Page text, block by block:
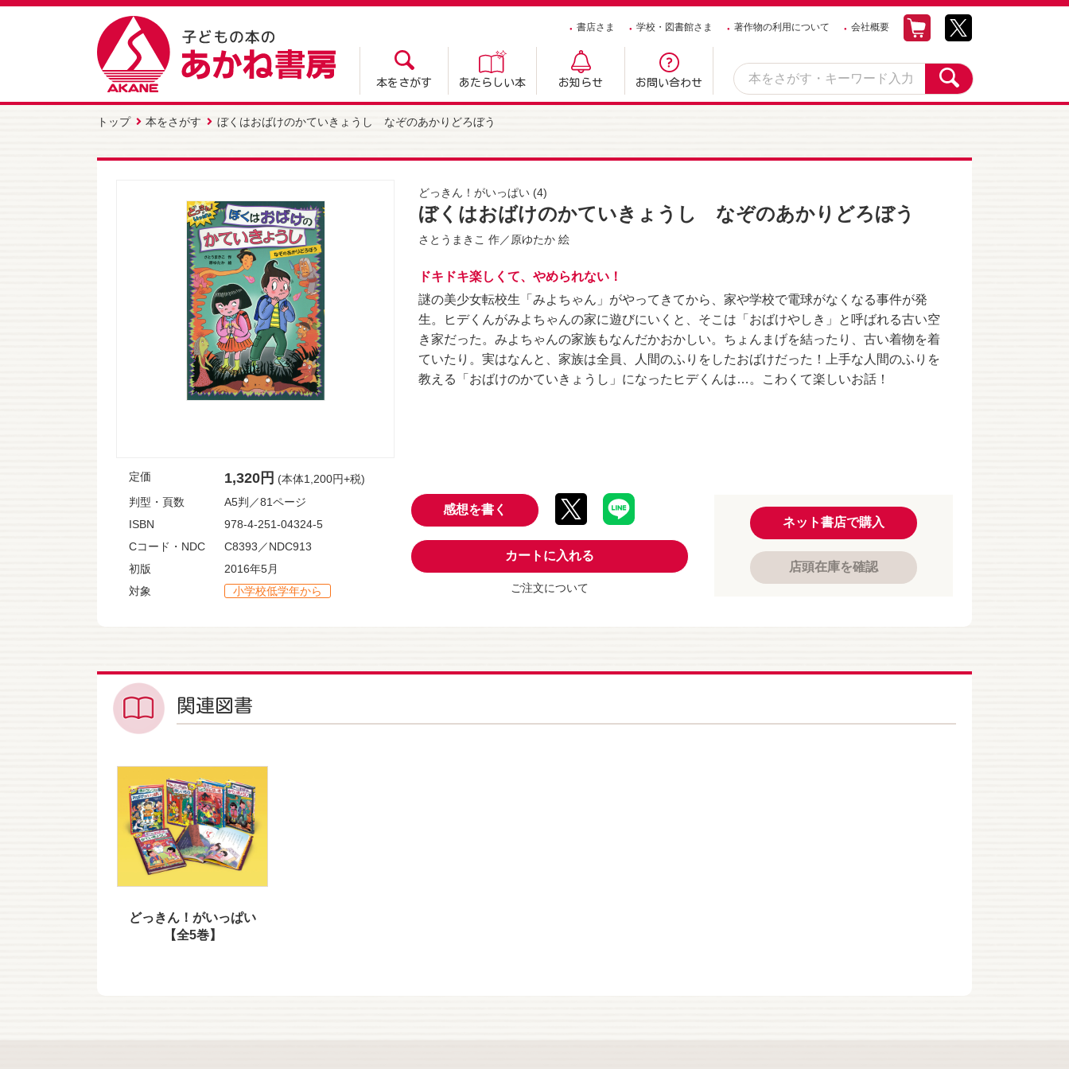
書店さま 学校・図書館さま 著作物の利用について 会社概要
本をさがす あたらしい本 お知らせ お問い合わせ
トップ 本をさがす ぼくはおばけのかていきょうし なぞのあかりどろぼう
どっきん！がいっぱい (4)
ぼくはおばけのかていきょうし なぞのあかりどろぼう
さとうまきこ 作／ 原ゆたか 絵
ドキドキ楽しくて、やめられない！
謎の美少女転校生「みよちゃん」がやってきてから、家や学校で電球がなくなる事件が発
生。ヒデくんがみよちゃんの家に遊びにいくと、そこは「おばけやしき」と呼ばれる古い空
き家だった。みよちゃんの家族もなんだかおかしい。ちょんまげを結ったり、古い着物を着
ていたり。実はなんと、家族は全員、人間のふりをしたおばけだった！上手な人間のふりを
教える「おばけのかていきょうし」になったヒデくんは…。こわくて楽しいお話！
感想を書く
カートに入れる
ご注文について
定価 1,320円 (本体1,200円+税)
判型・頁数
A5判／81ページ
ISBN
978-4-251-04324-5
Cコード・NDC
C8393／NDC913
初版
2016年5月
対象
小学校低学年から
ネット書店で購入
店頭在庫を確認
関連図書
どっきん！がいっぱい
【全5巻】